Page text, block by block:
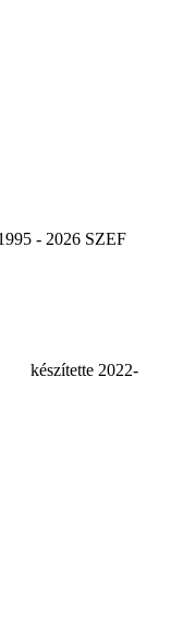
- 2026 SZEF
készítette 2022-